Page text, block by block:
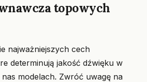
topowych
najważniejszych cech
determinują jakość dźwięku w
modelach. Zwróć uwagę na